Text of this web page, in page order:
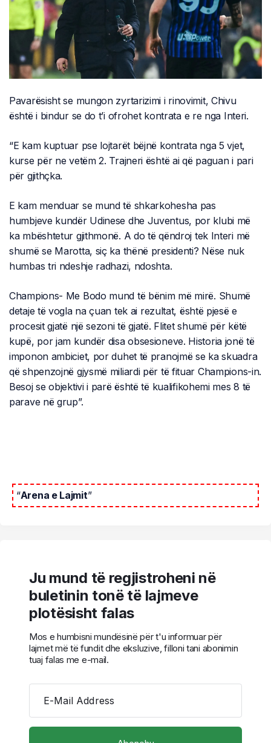
Pavarësisht se mungon zyrtarizimi i rinovimit, Chivu
është i bindur se do t’i ofrohet kontrata e re nga Interi.
“E kam kuptuar pse lojtarët bëjnë kontrata nga 5 vjet,
kurse për ne vetëm 2. Trajneri është ai që paguan i pari
për gjithçka.
E kam menduar se mund të shkarkohesha pas
humbjeve kundër Udinese dhe Juventus, por klubi më
ka mbështetur gjithmonë. A do të qëndroj tek Interi më
shumë se Marotta, siç ka thënë presidenti? Nëse nuk
humbas tri ndeshje radhazi, ndoshta.
Champions- Me Bodo mund të bënim më mirë. Shumë
detaje të vogla na çuan tek ai rezultat, është pjesë e
procesit gjatë një sezoni të gjatë. Flitet shumë për këtë
kupë, por jam kundër disa obsesioneve. Historia jonë të
imponon ambiciet, por duhet të pranojmë se ka skuadra
që shpenzojnë gjysmë miliardi për të fituar Champions-in.
Besoj se objektivi i parë është të kualifikohemi mes 8 të
parave në grup”.
“Arena e Lajmit”
Ju mund të regjistroheni në
buletinin tonë të lajmeve
plotësisht falas
Mos e humbisni mundësinë për t'u informuar për
lajmet më të fundit dhe eksluzive, filloni tani abonimin
tuaj falas me e-mail.
E-Mail Address